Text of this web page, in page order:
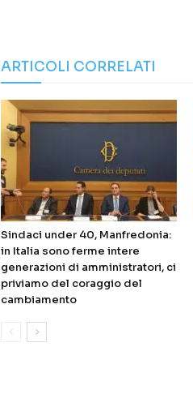
ARTICOLI CORRELATI
Sindaci under 40, Manfredonia:
in Italia sono ferme intere
generazioni di amministratori, ci
priviamo del coraggio del
cambiamento